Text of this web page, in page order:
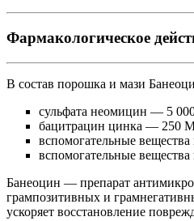
Фармакологическое
В состав порошка и мази
сульфата неомицин — 5
бацитрацин цинка — 250
вспомогательные
вспомогательные
Банеоцин — препарат
грампозитивных и
ускоряет восстановление